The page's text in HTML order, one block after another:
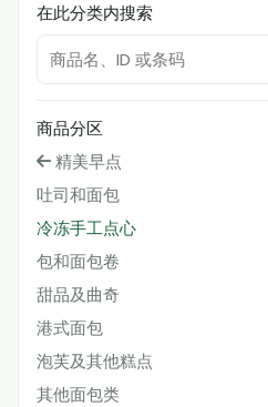
在此分类内搜索
商品分区
精美早点
吐司和面包
冷冻手工点心
包和面包卷
甜品及曲奇
港式面包
泡芙及其他糕点
其他面包类